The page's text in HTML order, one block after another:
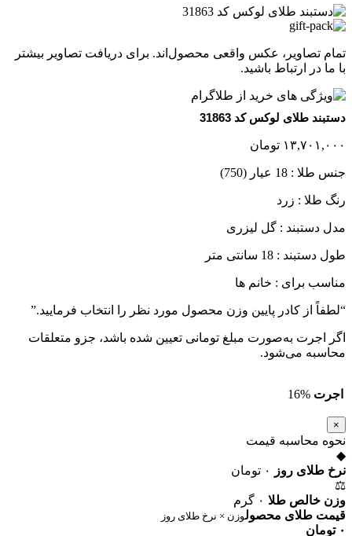
تمام تصاویر، عکس واقعی محصول‌اند. برای دریافت تصاویر بیشتر
با ما در ارتباط باشید.
دستبند طلای لوکس کد 31863
۱۳,۷۰۱,۰۰۰ تومان
جنس طلا : 18 عیار (750)
رنگ طلا : زرد
مدل دستبند : گل لیزری
طول دستبند : 18 سانتی متر
مناسب برای : خانم ها
“لطفاً از کادر پایین وزن محصول مورد نظر را انتخاب فرمایید.”
اگر اجرت به‌صورت مبلغ تومانی تعیین شده باشد، جزو متعلقات
محاسبه می‌شود.
اجرت 16%
×
نحوه محاسبه قیمت
◆
نرخ طلای روز
۰ تومان
⚖
وزن خالص طلا ۰ گرم
قیمت طلای محصولوزن × نرخ طلای روز
۰ تومان